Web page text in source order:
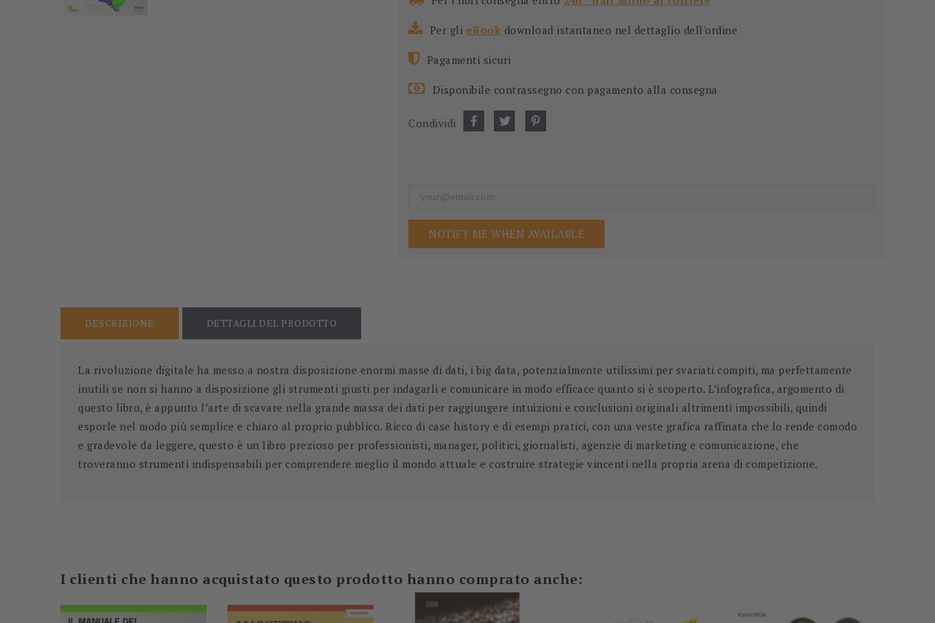
Per gli eBook download istantaneo nel dettaglio dell'ordine
Pagamenti sicuri
Disponibile contrassegno con pagamento alla consegna
Condividi
NOTIFY ME WHEN AVAILABLE
DESCRIZIONE DETTAGLI DEL PRODOTTO
La rivoluzione digitale ha messo a nostra disposizione enormi masse di dati, i big data, potenzialmente utilissimi per svariati compiti, ma perfettamente
inutili se non si hanno a disposizione gli strumenti giusti per indagarli e comunicare in modo efficace quanto si è scoperto. L’infografica, argomento di
questo libro, è appunto l’arte di scavare nella grande massa dei dati per raggiungere intuizioni e conclusioni originali altrimenti impossibili, quindi
esporle nel modo più semplice e chiaro al proprio pubblico. Ricco di case history e di esempi pratici, con una veste grafica raffinata che lo rende comodo
e gradevole da leggere, questo è un libro prezioso per professionisti, manager, politici, giornalisti, agenzie di marketing e comunicazione, che
troveranno strumenti indispensabili per comprendere meglio il mondo attuale e costruire strategie vincenti nella propria arena di competizione.
I clienti che hanno acquistato questo prodotto hanno comprato anche: